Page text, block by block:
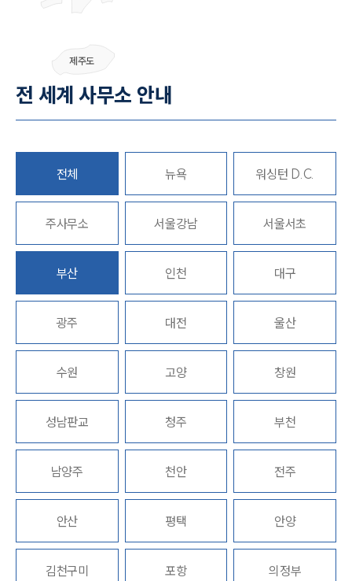
팀소개
대륜의 강점
오시는 길
고객의 소리
통합검색
업무사례
주요 업무사례
사례분석/최신동향
법률정보
법률지식인
고객후기
업무분야
건설부 업무
전체
구성원 소개
부동산전문변호사
소식/자료
제주도
전 세계 사무소 안내
전체 뉴욕 워싱턴 D.C.
주사무소 서울강남 서울서초
부산 인천 대구
광주 대전 울산
수원 고양 창원
성남판교 청주 부천
남양주 천안 전주
안산 평택 안양
김천구미 포항 의정부